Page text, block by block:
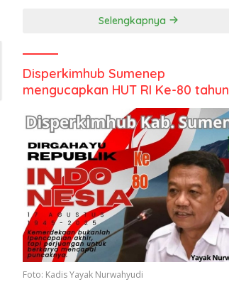
Selengkapnya
Disperkimhub Sumenep
mengucapkan HUT RI Ke-80 tahun
Foto: Kadis Yayak Nurwahyudi